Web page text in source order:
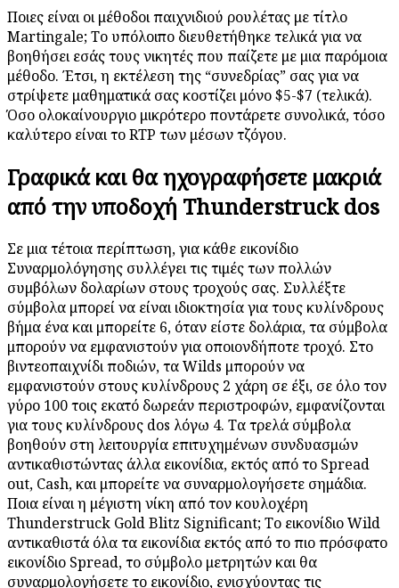
Ποιες είναι οι μέθοδοι παιχνιδιού ρουλέτας με τίτλο
Martingale; Το υπόλοιπο διευθετήθηκε τελικά για να
βοηθήσει εσάς τους νικητές που παίζετε με μια παρόμοια
μέθοδο. Έτσι, η εκτέλεση της “συνεδρίας” σας για να
στρίψετε μαθηματικά σας κοστίζει μόνο $5-$7 (τελικά).
Όσο ολοκαίνουργιο μικρότερο ποντάρετε συνολικά, τόσο
καλύτερο είναι το RTP των μέσων τζόγου.
Γραφικά και θα ηχογραφήσετε μακριά
από την υποδοχή Thunderstruck dos
Σε μια τέτοια περίπτωση, για κάθε εικονίδιο
Συναρμολόγησης συλλέγει τις τιμές των πολλών
συμβόλων δολαρίων στους τροχούς σας. Συλλέξτε
σύμβολα μπορεί να είναι ιδιοκτησία για τους κυλίνδρους
βήμα ένα και μπορείτε 6, όταν είστε δολάρια, τα σύμβολα
μπορούν να εμφανιστούν για οποιονδήποτε τροχό. Στο
βιντεοπαιχνίδι ποδιών, τα Wilds μπορούν να
εμφανιστούν στους κυλίνδρους 2 χάρη σε έξι, σε όλο τον
γύρο 100 τοις εκατό δωρεάν περιστροφών, εμφανίζονται
για τους κυλίνδρους dos λόγω 4. Τα τρελά σύμβολα
βοηθούν στη λειτουργία επιτυχημένων συνδυασμών
αντικαθιστώντας άλλα εικονίδια, εκτός από το Spread
out, Cash, και μπορείτε να συναρμολογήσετε σημάδια.
Ποια είναι η μέγιστη νίκη από τον κουλοχέρη
Thunderstruck Gold Blitz Significant; Το εικονίδιο Wild
αντικαθιστά όλα τα εικονίδια εκτός από το πιο πρόσφατο
εικονίδιο Spread, το σύμβολο μετρητών και θα
συναρμολογήσετε το εικονίδιο, ενισχύοντας τις